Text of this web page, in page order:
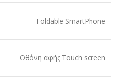
Foldable SmartPhone
Οθόνη αφής Touch screen